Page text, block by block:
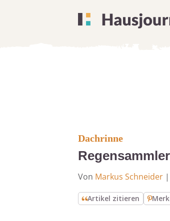
Dachrinne
Von Markus Schneider |
Artikel zitieren